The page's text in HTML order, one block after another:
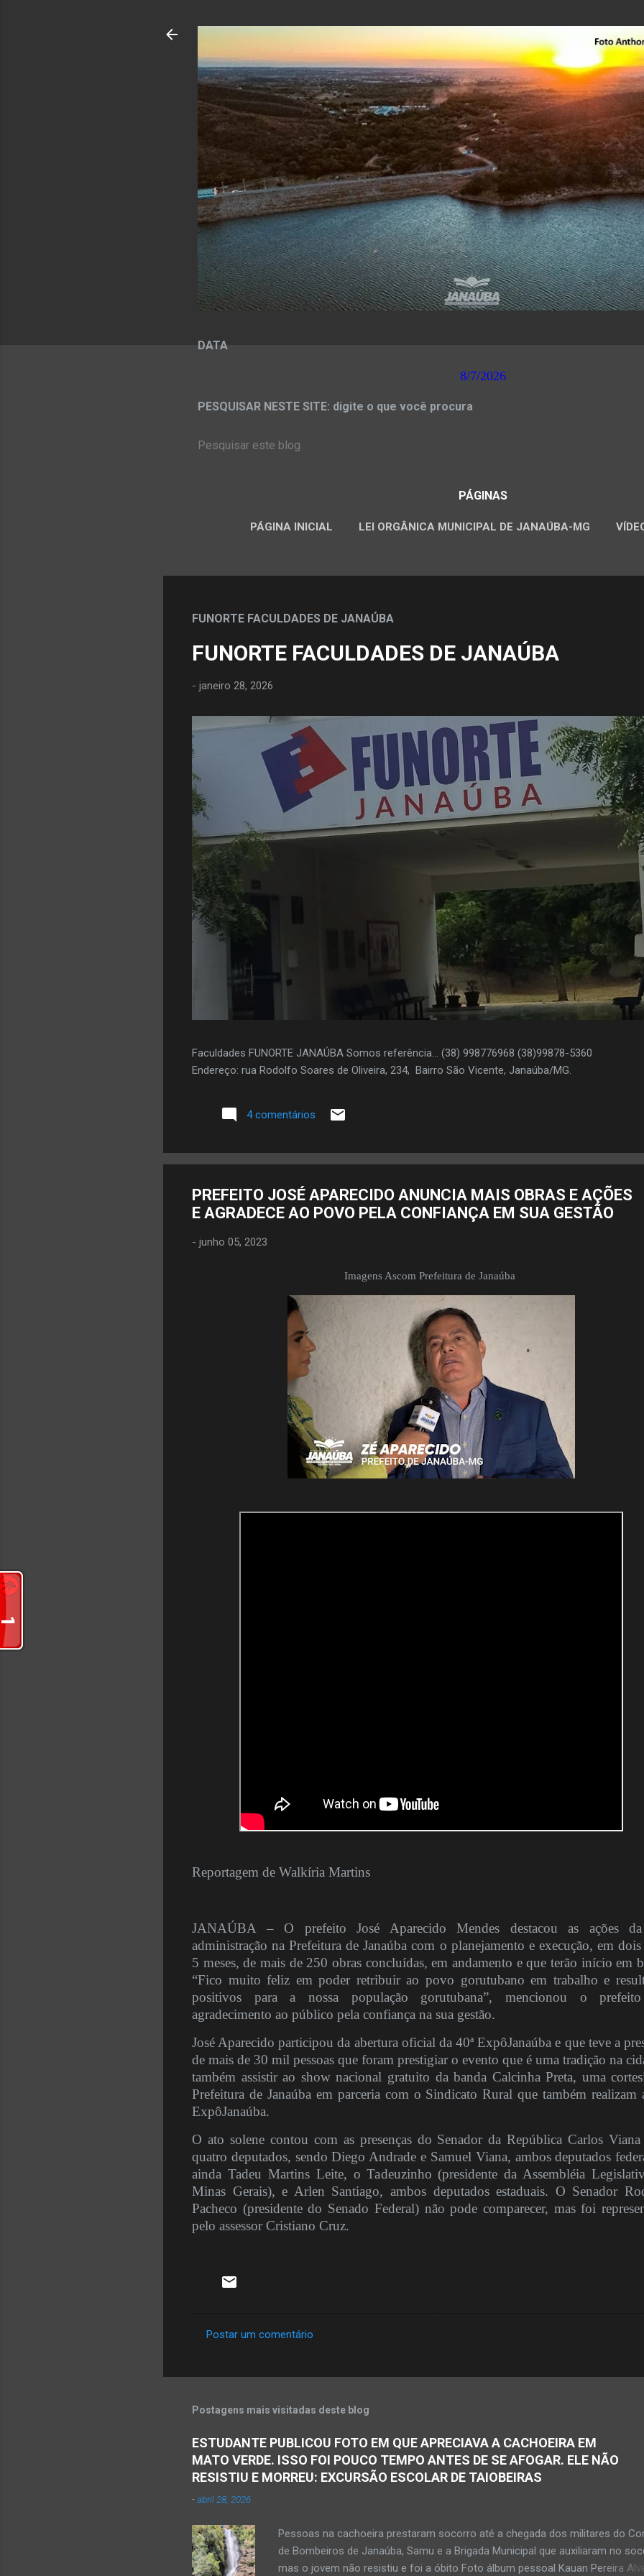
DATA
8/7/2026
PESQUISAR NESTE SITE: digite o que você procura
PÁGINAS
PÁGINA INICIAL LEI ORGÂNICA MUNICIPAL DE JANAÚBA-MG
FUNORTE FACULDADES DE JANAÚBA
FUNORTE FACULDADES DE JANAÚBA
- janeiro 28, 2026
Faculdades FUNORTE JANAÚBA Somos referência... (38) 998776968 (38)99878-5360
Endereço: rua Rodolfo Soares de Oliveira, 234, Bairro São Vicente, Janaúba/MG.
4 comentários
PREFEITO JOSÉ APARECIDO ANUNCIA MAIS OBRAS E AÇÕES
E AGRADECE AO POVO PELA CONFIANÇA EM SUA GESTÃO
- junho 05, 2023
Imagens Ascom Prefeitura de Janaúba
Reportagem de Walkíria Martins
JANAÚBA – O prefeito José Aparecido Mendes destacou as ações
administração na Prefeitura de Janaúba com o planejamento e execução, em dois
5 meses, de mais de 250 obras concluídas, em andamento e que terão início em
“Fico muito feliz em poder retribuir ao povo gorutubano em trabalho e
positivos para a nossa população gorutubana”, mencionou o
agradecimento ao público pela confiança na sua gestão.
José Aparecido participou da abertura oficial da 40ª ExpôJanaúba e que teve a
de mais de 30 mil pessoas que foram prestigiar o evento que é uma tradição na
também assistir ao show nacional gratuito da banda Calcinha Preta, uma
Prefeitura de Janaúba em parceria com o Sindicato Rural que também realizam
ExpôJanaúba.
O ato solene contou com as presenças do Senador da República Carlos
quatro deputados, sendo Diego Andrade e Samuel Viana, ambos deputados
ainda Tadeu Martins Leite, o Tadeuzinho (presidente da Assembléia
Minas Gerais), e Arlen Santiago, ambos deputados estaduais. O Senador
Pacheco (presidente do Senado Federal) não pode comparecer, mas foi
pelo assessor Cristiano Cruz.
e
t
á
o
s
Postar um comentário
Postagens mais visitadas deste blog
ESTUDANTE PUBLICOU FOTO EM QUE APRECIAVA A CACHOEIRA EM
MATO VERDE. ISSO FOI POUCO TEMPO ANTES DE SE AFOGAR. ELE NÃO
RESISTIU E MORREU: EXCURSÃO ESCOLAR DE TAIOBEIRAS
-abril 28, 2026
Pessoas na cachoeira prestaram socorro até a chegada dos militares do
de Bombeiros de Janaúba, Samu e a Brigada Municipal que auxiliaram no
mas o jovem não resistiu e foi a óbito Foto álbum pessoal Kauan Pereira